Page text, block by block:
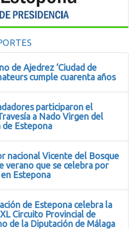
de Ajedrez ‘Ciudad de
cumple cuarenta años
participaron el
a Nado Virgen del
de Estepona
nacional Vicente del Bosque
verano que se celebra por
Estepona
de Estepona celebra la
Circuito Provincial de
de la Diputación de Málaga